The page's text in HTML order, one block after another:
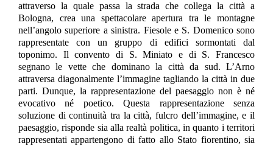
attraverso la quale passa la strada che collega la città a
Bologna, crea una spettacolare apertura tra le montagne
nell’angolo superiore a sinistra. Fiesole e S. Domenico sono
rappresentate con un gruppo di edifici sormontati dal
toponimo. Il convento di S. Miniato e di S. Francesco
segnano le vette che dominano la città da sud. L’Arno
attraversa diagonalmente l’immagine tagliando la città in due
parti. Dunque, la rappresentazione del paesaggio non è né
evocativo né poetico. Questa rappresentazione senza
soluzione di continuità tra la città, fulcro dell’immagine, e il
paesaggio, risponde sia alla realtà politica, in quanto i territori
rappresentati appartengono di fatto allo Stato fiorentino, sia